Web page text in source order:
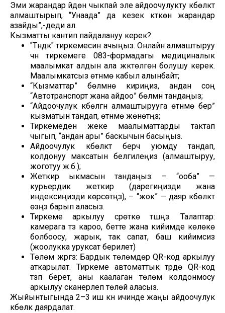
Эми жарандар үйдөн чыкпай эле айдоочулукту күбөлүктү
алмаштырып, “Унаада” да кезек күткөн жарандар
азайды”,-деди ал.
Кызматты кантип пайдалануу керек?
"Түндүк" тиркемесин ачыңыз. Онлайн алмаштыруу
үчүн тиркемеге 083-формадагы медициналык
маалымкат алдын ала жүктөлгөн болушу керек.
Маалымкатсыз өтүнмө кабыл алынбайт;
“Кызматтар” бөлүмүнө кириңиз, андан соң
“Автотранспорт жана айдоо” бөлүмүн тандаңыз;
“Айдоочулук күбөлүгүн алмаштырууга өтүнмө берүү”
кызматын тандап, өтүнмө жөнөтүңүз;
Тиркемеден жеке маалыматтарды тактап
чыгып, “андан ары” баскычын басыңыз.
Айдоочулук күбөлүктү берүүчү уюмду тандап,
колдонуу максатын белгилеңиз (алмаштыруу,
жоготуу ж.б.);
Жеткирүү ыкмасын тандаңыз: – “ооба” —
курьердик жеткирүү (дарегиңизди жана
индексиңизди көрсөтүңүз), – “жок” — даяр күбөлүктү
өзүңүз барып аласыз.
Тиркеме аркылуу сүрөткө түшүңүз. Талаптар:
камерага түз кароо, бетте жана кийимде көлөкө
болбоосу, жарык, так сапат, баш кийимсиз
(жоолукка уруксат берилет)
Төлөм жүргүзүү: Бардык төлөмдөр QR-код аркылуу
аткарылат. Тиркеме автоматтык түрдө QR-код
түзүп берет, аны каалаган төлөм колдонмосу
аркылуу сканерлеп төлөй аласыз.
Жыйынтыгында 2–3 иш күнү ичинде жаңы айдоочулук
күбөлүк даярдалат.